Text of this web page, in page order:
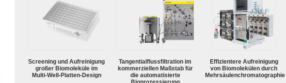
Screening und Aufreinigung
großer Biomoleküle im
Multi-Well-Platten-Design
Tangentialflussfiltration im
kommerziellen Maßstab für
die automatisierte
Effizientere Aufreinigung
von Biomolekülen durch
Mehrsäulenchromatographie